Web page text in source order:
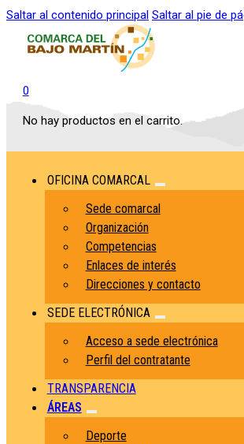
Saltar al contenido principal Saltar al pie de
0
No hay productos en el carrito.
OFICINA COMARCAL
Sede comarcal
Organización
Competencias
Enlaces de interés
Direcciones y contacto
SEDE ELECTRÓNICA
Acceso a sede electrónica
Perfil del contratante
TRANSPARENCIA
ÁREAS
Deporte